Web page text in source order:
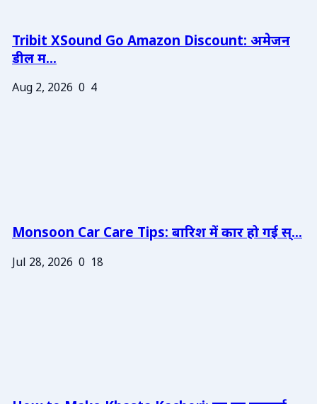
Tribit XSound Go Amazon Discount: अमेजन
डील म...
Aug 2, 2026 0 4
Monsoon Car Care Tips: बारिश में कार हो गई स्...
Jul 28, 2026 0 18